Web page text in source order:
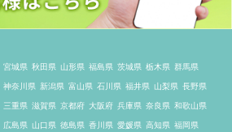
宮城県 秋田県 山形県 福島県 茨城県 栃木県 群馬県
神奈川県 新潟県 富山県 石川県 福井県 山梨県 長野県
三重県 滋賀県 京都府 大阪府 兵庫県 奈良県 和歌山県
広島県 山口県 徳島県 香川県 愛媛県 高知県 福岡県